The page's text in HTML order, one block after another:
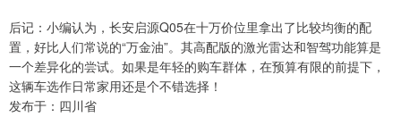
后记：小编认为，长安启源Q05在十万价位里拿出了比较均衡的配
置，好比人们常说的“万金油”。其高配版的激光雷达和智驾功能算是
一个差异化的尝试。如果是年轻的购车群体，在预算有限的前提下，
这辆车选作日常家用还是个不错选择！
发布于：四川省